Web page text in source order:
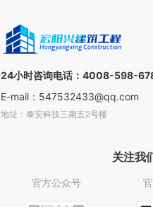
24小时咨询电话：4008-598-
E-mail：547532433@qq.com
地址：泰安科技三期五2号楼
关注我
官方公众号